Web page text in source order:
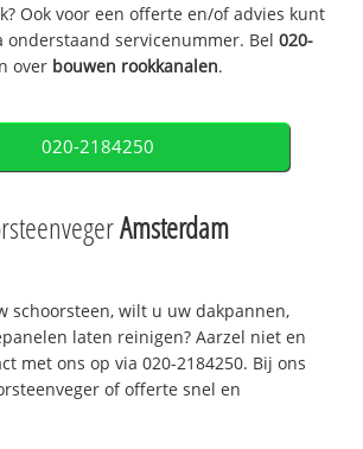
Ook voor een offerte en/of advies kunt
onderstaand servicenummer. Bel020-
over bouwen rookkanalen.
020-2184250
Amsterdam
schoorsteen, wilt u uw dakpannen,
laten reinigen? Aarzel niet en
met ons op via 020-2184250. Bij ons
of offerte snel en